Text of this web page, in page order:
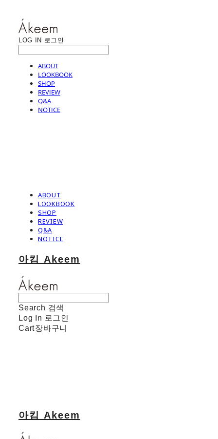
LOG IN 로그인
ABOUT
LOOKBOOK
SHOP
REVIEW
Q&A
NOTICE
ABOUT
LOOKBOOK
SHOP
REVIEW
Q&A
NOTICE
아킴 Akeem
Search 검색
Log In 로그인
Cart장바구니
아킴 Akeem